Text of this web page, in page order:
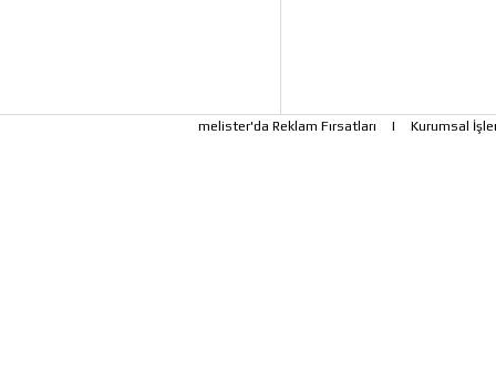
melister'da Reklam Fırsatları | Kurumsal